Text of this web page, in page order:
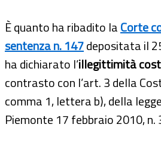
È quanto ha ribadito laCorte
sentenza n. 147depositata il
ha dichiarato l’illegittimità
contrasto con l’art. 3 della
comma 1, lettera b), della
Piemonte 17 febbraio 2010, n.